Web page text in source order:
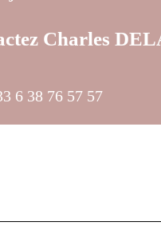
Charles
6 38 76 57 57